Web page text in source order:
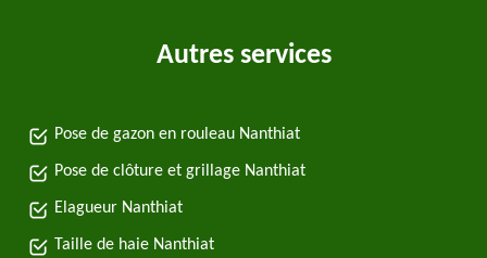
Autres services
Pose de gazon en rouleau Nanthiat
Pose de clôture et grillage Nanthiat
Elagueur Nanthiat
Taille de haie Nanthiat